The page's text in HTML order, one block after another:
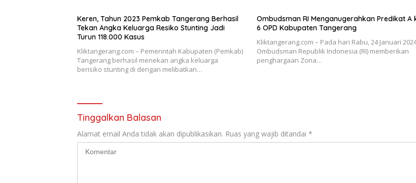
Keren, Tahun 2023 Pemkab Tangerang Berhasil
Tekan Angka Keluarga Resiko Stunting Jadi
Turun 118.000 Kasus
Kliktangerang.com – Pemerintah Kabupaten (Pemkab)
Tangerang berhasil menekan angka keluarga
berisiko stunting di dengan melibatkan…
Ombudsman RI Menganugerahkan Predikat A
6 OPD Kabupaten Tangerang
Kliktangerang.com – Pada hari Rabu, 24 Januari
Ombudsman Republik Indonesia (RI) memberikan
penghargaan Zona…
Tinggalkan Balasan
Alamat email Anda tidak akan dipublikasikan. Ruas yang wajib ditandai *